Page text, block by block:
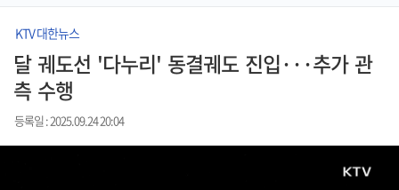
KTV 대한뉴스
달 궤도선 '다누리' 동결궤도 진입···추가 관
측 수행
등록일 : 2025.09.24 20:04